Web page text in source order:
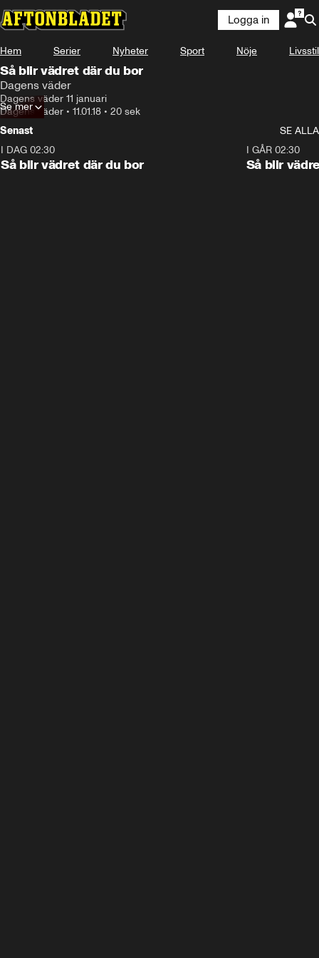
Logga in
Hem Serier Nyheter Sport Nöje Livsstil
Så blir vädret där du bor
Dagens väder
Dagens väder 11 januari
Dagens väder • 11.01.18 • 20 sek
Se mer
Senast
SE ALLA
I DAG 02:30
Så blir vädret där du bor
I GÅR 02:30
Så blir